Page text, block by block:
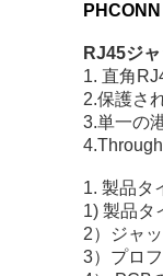
RJ45ジ
1. 直角
2.保護さ
3.単一の
1. 製品タ
1) 製品タ
2）ジャ
3）プロ